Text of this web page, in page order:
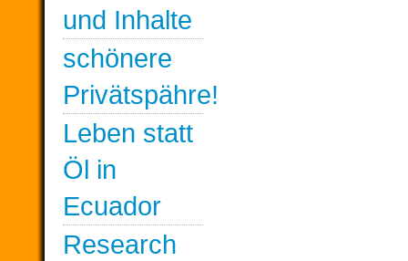
und Inhalte
schönere
Privätspähre!
Leben statt
Öl in
Ecuador
Research